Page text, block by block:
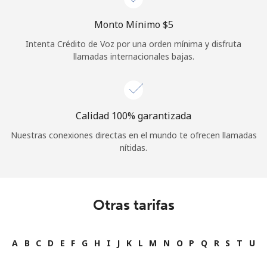
Monto Mínimo ⁦$5⁩
Intenta Crédito de Voz por una orden mínima y disfruta
llamadas internacionales bajas.
Calidad 100% garantizada
Nuestras conexiones directas en el mundo te ofrecen llamadas
nítidas.
Otras tarifas
A B C D E F G H I J K L M N O P Q R S T
U